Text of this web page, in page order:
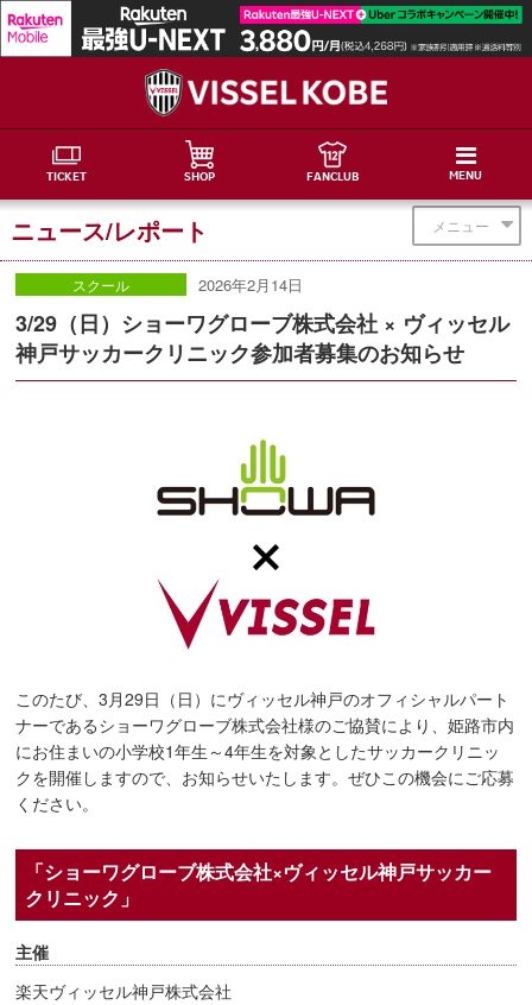
TICKET SHOP FANCLUB MENU
メニュー
ニュース/レポート
スクール 2026年2月14日
3/29（日）ショーワグローブ株式会社 × ヴィッセル
神戸サッカークリニック参加者募集のお知らせ
このたび、3月29日（日）にヴィッセル神戸のオフィシャルパート
ナーであるショーワグローブ株式会社様のご協賛により、姫路市内
にお住まいの小学校1年生～4年生を対象としたサッカークリニッ
クを開催しますので、お知らせいたします。ぜひこの機会にご応募
ください。
「ショーワグローブ株式会社×ヴィッセル神戸サッカー
クリニック」
主催
楽天ヴィッセル神戸株式会社